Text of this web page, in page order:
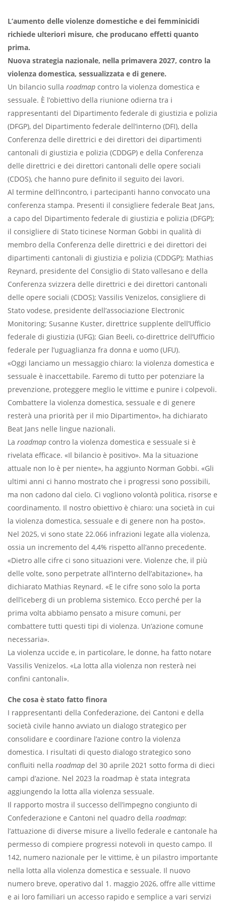
L’aumento delle violenze domestiche e dei femminicidi
richiede ulteriori misure, che producano effetti quanto
prima.
Nuova strategia nazionale, nella primavera 2027, contro la
violenza domestica, sessualizzata e di genere.
Un bilancio sulla roadmap contro la violenza domestica e
sessuale. È l’obiettivo della riunione odierna tra i
rappresentanti del Dipartimento federale di giustizia e polizia
(DFGP), del Dipartimento federale dell’interno (DFI), della
Conferenza delle direttrici e dei direttori dei dipartimenti
cantonali di giustizia e polizia (CDDGP) e della Conferenza
delle direttrici e dei direttori cantonali delle opere sociali
(CDOS), che hanno pure definito il seguito dei lavori.
Al termine dell’incontro, i partecipanti hanno convocato una
conferenza stampa. Presenti il consigliere federale Beat Jans,
a capo del Dipartimento federale di giustizia e polizia (DFGP);
il consigliere di Stato ticinese Norman Gobbi in qualità di
membro della Conferenza delle direttrici e dei direttori dei
dipartimenti cantonali di giustizia e polizia (CDDGP); Mathias
Reynard, presidente del Consiglio di Stato vallesano e della
Conferenza svizzera delle direttrici e dei direttori cantonali
delle opere sociali (CDOS); Vassilis Venizelos, consigliere di
Stato vodese, presidente dell’associazione Electronic
Monitoring; Susanne Kuster, direttrice supplente dell’Ufficio
federale di giustizia (UFG); Gian Beeli, co-direttrice dell’Ufficio
federale per l’uguaglianza fra donna e uomo (UFU).
«Oggi lanciamo un messaggio chiaro: la violenza domestica e
sessuale è inaccettabile. Faremo di tutto per potenziare la
prevenzione, proteggere meglio le vittime e punire i colpevoli.
Combattere la violenza domestica, sessuale e di genere
resterà una priorità per il mio Dipartimento», ha dichiarato
Beat Jans nelle lingue nazionali.
La roadmap contro la violenza domestica e sessuale si è
rivelata efficace. «Il bilancio è positivo». Ma la situazione
attuale non lo è per niente», ha aggiunto Norman Gobbi. «Gli
ultimi anni ci hanno mostrato che i progressi sono possibili,
ma non cadono dal cielo. Ci vogliono volontà politica, risorse e
coordinamento. Il nostro obiettivo è chiaro: una società in cui
la violenza domestica, sessuale e di genere non ha posto».
Nel 2025, vi sono state 22.066 infrazioni legate alla violenza,
ossia un incremento del 4,4% rispetto all’anno precedente.
«Dietro alle cifre ci sono situazioni vere. Violenze che, il più
delle volte, sono perpetrate all’interno dell’abitazione», ha
dichiarato Mathias Reynard. «E le cifre sono solo la porta
dell’iceberg di un problema sistemico. Ecco perché per la
prima volta abbiamo pensato a misure comuni, per
combattere tutti questi tipi di violenza. Un’azione comune
necessaria».
La violenza uccide e, in particolare, le donne, ha fatto notare
Vassilis Venizelos. «La lotta alla violenza non resterà nei
confini cantonali».
Che cosa è stato fatto finora
I rappresentanti della Confederazione, dei Cantoni e della
società civile hanno avviato un dialogo strategico per
consolidare e coordinare l’azione contro la violenza
domestica. I risultati di questo dialogo strategico sono
confluiti nella roadmap del 30 aprile 2021 sotto forma di dieci
campi d’azione. Nel 2023 la roadmap è stata integrata
aggiungendo la lotta alla violenza sessuale.
Il rapporto mostra il successo dell’impegno congiunto di
Confederazione e Cantoni nel quadro della roadmap:
l’attuazione di diverse misure a livello federale e cantonale ha
permesso di compiere progressi notevoli in questo campo. Il
142, numero nazionale per le vittime, è un pilastro importante
nella lotta alla violenza domestica e sessuale. Il nuovo
numero breve, operativo dal 1. maggio 2026, offre alle vittime
e ai loro familiari un accesso rapido e semplice a vari servizi